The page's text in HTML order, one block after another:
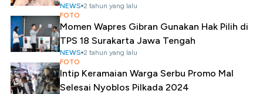
NEWS 2 tahun yang lalu
FOTO
Momen Wapres Gibran Gunakan Hak Pilih di
TPS 18 Surakarta Jawa Tengah
NEWS 2 tahun yang lalu
FOTO
Intip Keramaian Warga Serbu Promo Mal
Selesai Nyoblos Pilkada 2024